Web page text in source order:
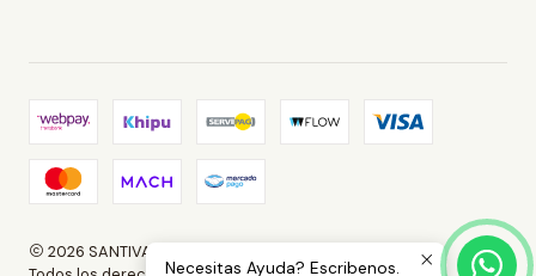
2026 SANTIVAPE.
Necesitas Ayuda? Escribenos.